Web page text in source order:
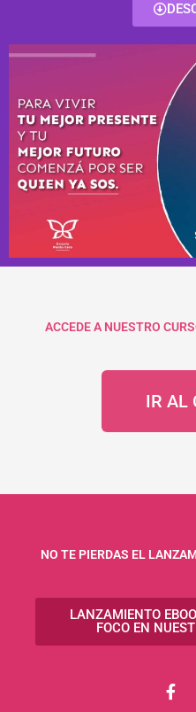
ACCEDE A NUESTRO
IR AL
NO TE PIERDAS EL
LANZAMIENTO
FOCO EN
a
c